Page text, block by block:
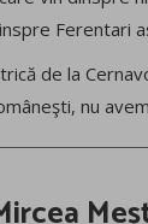
Ferentari
de la
nu